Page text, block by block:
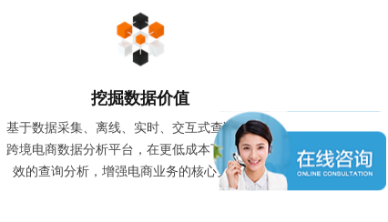
挖掘数据价值
基于数据采集、离线、实时、交互式查询一体化
跨境电商数据分析平台，在更低成本下提供更高
效的查询分析，增强电商业务的核心竞争力。